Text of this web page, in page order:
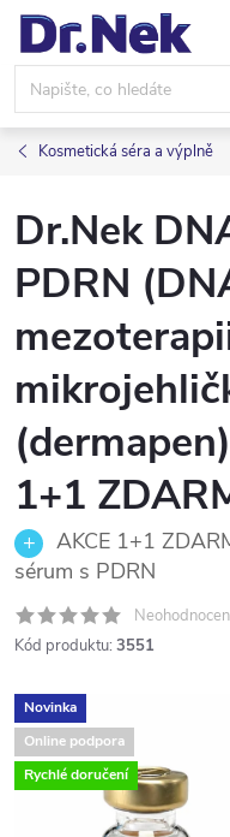
Přejít
obsah
Kosmetická séra a výplně
Dr.Nek
PDRN
1+1
AKCE 1+1
sérum s PDRN
Kód produktu: 3551
Novinka
Online podpora
Rychlé doručení